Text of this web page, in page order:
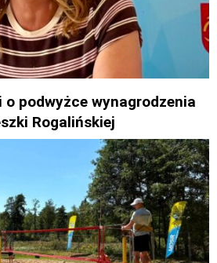
o podwyżce wynagrodzenia
Rogalińskiej